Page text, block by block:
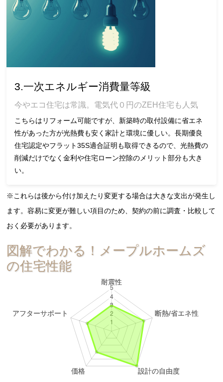
3.一次エネルギー消費量等級
今やエコ住宅は常識。電気代０円のZEH住宅も人気
こちらはリフォーム可能ですが、新築時の取付設備に省エネ
性があった方が光熱費も安く家計と環境に優しい。長期優良
住宅認定やフラット35S適合証明も取得できるので、光熱費の
削減だけでなく金利や住宅ローン控除のメリット部分も大き
い。
※これらは後から付け加えたり変更する場合は大きな支出が発生し
ます。容易に変更が難しい項目のため、契約の前に調査・比較して
おく必要があります。
図解でわかる！メープルホームズ
の住宅性能